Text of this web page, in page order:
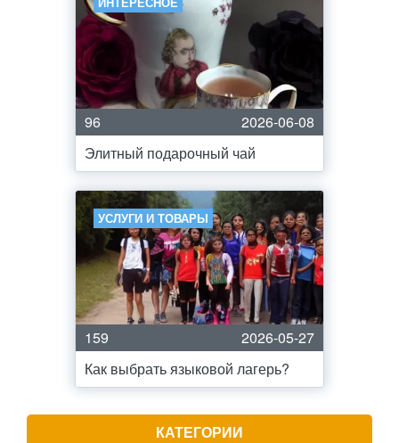
96
2026-06-08
Элитный подарочный чай
УСЛУГИ И ТОВАРЫ
159
2026-05-27
Как выбрать языковой лагерь?
КАТЕГОРИИ